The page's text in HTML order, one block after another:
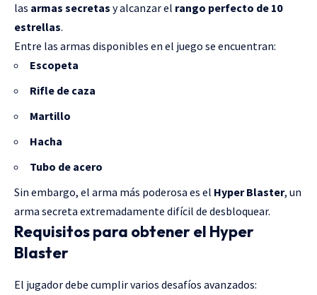
las armas secretas y alcanzar el rango perfecto de 10
estrellas.
Entre las armas disponibles en el juego se encuentran:
Escopeta
Rifle de caza
Martillo
Hacha
Tubo de acero
Sin embargo, el arma más poderosa es el Hyper Blaster, un
arma secreta extremadamente difícil de desbloquear.
Requisitos para obtener el Hyper
Blaster
El jugador debe cumplir varios desafíos avanzados: